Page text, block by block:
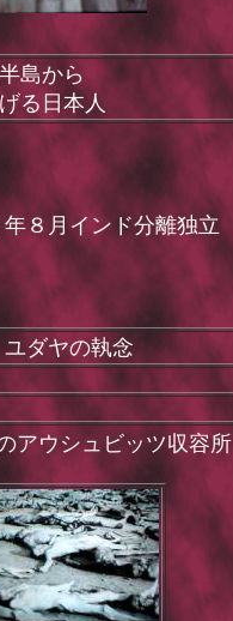
から
日本人
８月インド分離独立
ダヤの執念
ウシュビッツ収容所